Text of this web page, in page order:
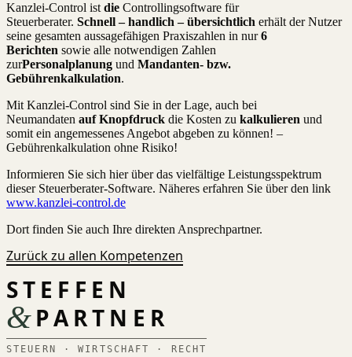
Kanzlei-Control ist die Controllingsoftware für
Steuerberater. Schnell – handlich – übersichtlich erhält der Nutzer
seine gesamten aussagefähigen Praxiszahlen in nur6
Berichten sowie alle notwendigen Zahlen
zurPersonalplanung und Mandanten- bzw.
Gebührenkalkulation.
Mit Kanzlei-Control sind Sie in der Lage, auch bei
Neumandaten auf Knopfdruck die Kosten zu kalkulieren und
somit ein angemessenes Angebot abgeben zu können! –
Gebührenkalkulation ohne Risiko!
Informieren Sie sich hier über das vielfältige Leistungsspektrum
dieser Steuerberater-Software. Näheres erfahren Sie über den link
www.kanzlei-control.de
Dort finden Sie auch Ihre direkten Ansprechpartner.
Zurück zu allen Kompetenzen
STEFFEN
&PARTNER
STEUERN · WIRTSCHAFT · RECHT